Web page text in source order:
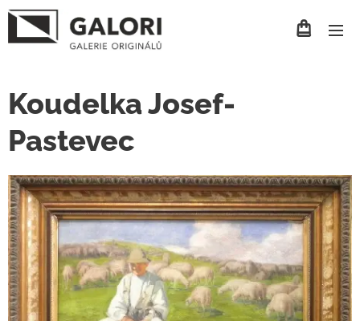
Koudelka Josef-
Pastevec